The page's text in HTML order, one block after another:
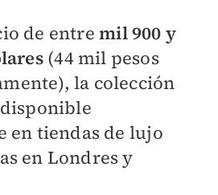
de entremil 900 y
(44 mil pesos
la colección
en tiendas de lujo
en Londres y